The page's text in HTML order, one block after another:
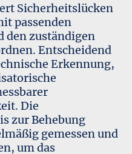
Sicherheitslücken
passenden
den zuständigen
Entscheidend
Erkennung,
Die
zur Behebung
gemessen und
um das